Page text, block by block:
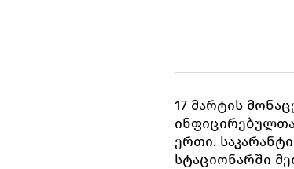
17 მარტის
ერთი.
სტაციონარში